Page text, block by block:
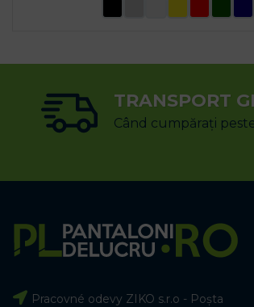
TRANSPORT
Când cumpărați
Pracovné odevy ZIKO s.r.o - Poșta